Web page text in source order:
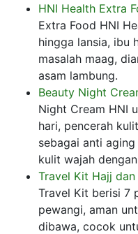
HNI Health Extra
Extra Food HNI
hingga lansia, ibu
masalah maag,
asam lambung.
Beauty Night
Night Cream HNI
hari, pencerah
sebagai anti
kulit wajah
Travel Kit Hajj dan
Travel Kit berisi 7
pewangi, aman
dibawa, cocok